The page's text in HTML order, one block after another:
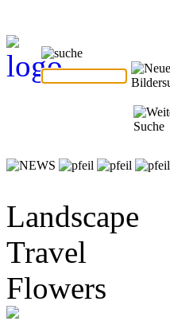
Landscape
Travel
Flowers